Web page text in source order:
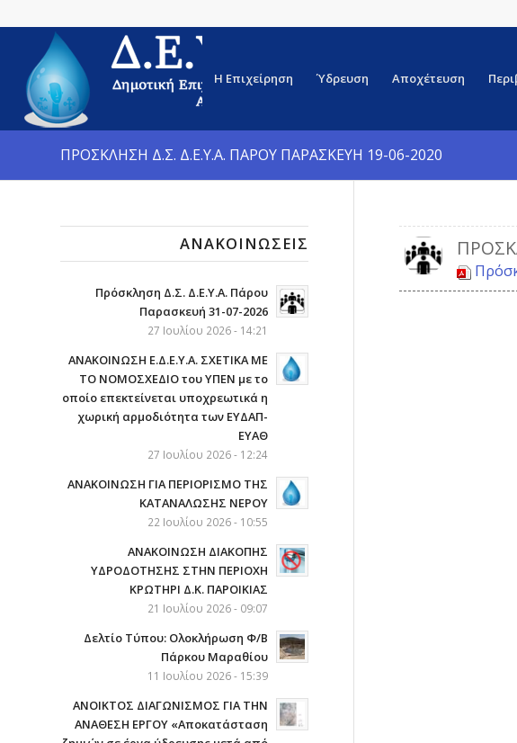
Η Επιχείρηση Ύδρευση Αποχέτευση
ΠΡΟΣΚΛΗΣΗ Δ.Σ. Δ.Ε.Υ.Α. ΠΑΡΟΥ ΠΑΡΑΣΚΕΥΗ 19-06-2020
ΑΝΑΚΟΙΝΏΣΕΙΣ
Πρόσκληση Δ.Σ. Δ.Ε.Υ.Α. Πάρου
Παρασκευή 31-07-2026
27 Ιουλίου 2026 - 14:21
ΑΝΑΚΟΙΝΩΣΗ Ε.Δ.Ε.Υ.Α. ΣΧΕΤΙΚΑ ΜΕ
ΤΟ ΝΟΜΟΣΧΕΔΙΟ του ΥΠΕΝ με το
οποίο επεκτείνεται υποχρεωτικά η
χωρική αρμοδιότητα των ΕΥΔΑΠ-
ΕΥΑΘ
27 Ιουλίου 2026 - 12:24
ΑΝΑΚΟΙΝΩΣΗ ΓΙΑ ΠΕΡΙΟΡΙΣΜΟ ΤΗΣ
ΚΑΤΑΝΑΛΩΣΗΣ ΝΕΡΟΥ
22 Ιουλίου 2026 - 10:55
AΝΑΚΟΙΝΩΣΗ ΔΙΑΚΟΠΗΣ
ΥΔΡΟΔΟΤΗΣΗΣ ΣΤΗΝ ΠΕΡΙΟΧΗ
ΚΡΩΤΗΡΙ Δ.Κ. ΠΑΡΟΙΚΙΑΣ
21 Ιουλίου 2026 - 09:07
Δελτίο Τύπου: Ολοκλήρωση Φ/Β
Πάρκου Μαραθίου
11 Ιουλίου 2026 - 15:39
ΑΝΟΙΚΤΟΣ ΔΙΑΓΩΝΙΣΜΟΣ ΓΙΑ ΤΗΝ
ΑΝΑΘΕΣΗ ΕΡΓΟΥ «Αποκατάσταση